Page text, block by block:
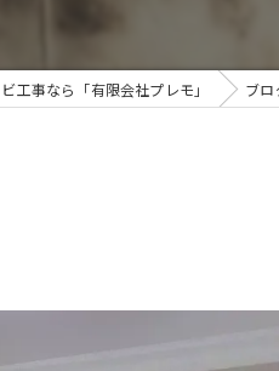
結露対策 部屋の除菌消臭
工事なら「有限会社プレモ」 ブロ